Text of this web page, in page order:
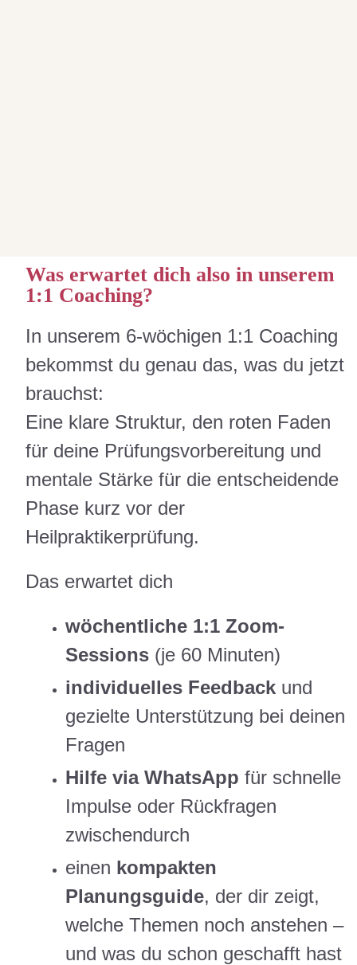
Was erwartet dich also in unserem
1:1 Coaching?
In unserem 6-wöchigen 1:1 Coaching
bekommst du genau das, was du jetzt
brauchst:
Eine klare Struktur, den roten Faden
für deine Prüfungsvorbereitung und
mentale Stärke für die entscheidende
Phase kurz vor der
Heilpraktikerprüfung.
Das erwartet dich
wöchentliche 1:1 Zoom-
Sessions (je 60 Minuten)
individuelles Feedback und
gezielte Unterstützung bei deinen
Fragen
Hilfe via WhatsApp für schnelle
Impulse oder Rückfragen
zwischendurch
einen kompakten
Planungsguide, der dir zeigt,
welche Themen noch anstehen –
und was du schon geschafft hast